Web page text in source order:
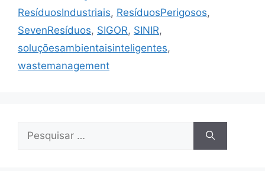
ResíduosIndustriais, ResíduosPerigosos,
SevenResíduos, SIGOR, SINIR,
soluçõesambientaisinteligentes,
wastemanagement